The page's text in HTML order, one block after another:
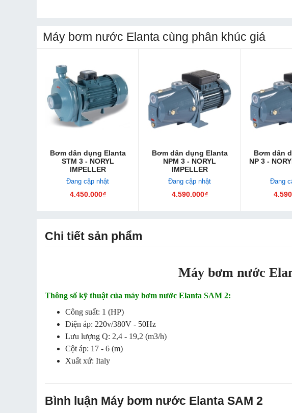
Máy bơm nước Elanta cùng phân khúc giá
Bơm dân dụng Elanta
STM 3 - NORYL
IMPELLER
Đang cập nhật
4.450.000₫
Bơm dân dụng Elanta
NPM 3 - NORYL
IMPELLER
Đang cập nhật
4.590.000₫
Bơm dân
NP 3 -
Đang
Chi tiết sản phẩm
Máy bơm nước
Thông số kỹ thuật của máy bơm nước Elanta SAM 2:
Công suất: 1 (HP)
Điện áp: 220v/380V - 50Hz
Lưu lượng Q: 2,4 - 19,2 (m3/h)
Cột áp: 17 - 6 (m)
Xuất xứ: Italy
Bình luận Máy bơm nước Elanta SAM 2